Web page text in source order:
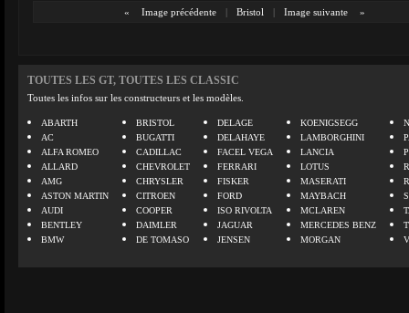
« Image précédente | Bristol | Image suivante »
TOUTES LES GT, TOUTES LES CLASSIC
Toutes les infos sur les constructeurs et les modèles.
ABARTH
AC
ALFA ROMEO
ALLARD
AMG
ASTON MARTIN
AUDI
BENTLEY
BMW
BRISTOL
BUGATTI
CADILLAC
CHEVROLET
CHRYSLER
CITROEN
COOPER
DAIMLER
DE TOMASO
DELAGE
DELAHAYE
FACEL VEGA
FERRARI
FISKER
FORD
ISO RIVOLTA
JAGUAR
JENSEN
KOENIGSEGG
LAMBORGHINI
LANCIA
LOTUS
MASERATI
MAYBACH
MCLAREN
MERCEDES BENZ
MORGAN